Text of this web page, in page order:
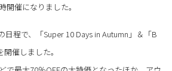
開催になりました。
日程で、「Super 10 Days in Autumn」＆「B
催しました。